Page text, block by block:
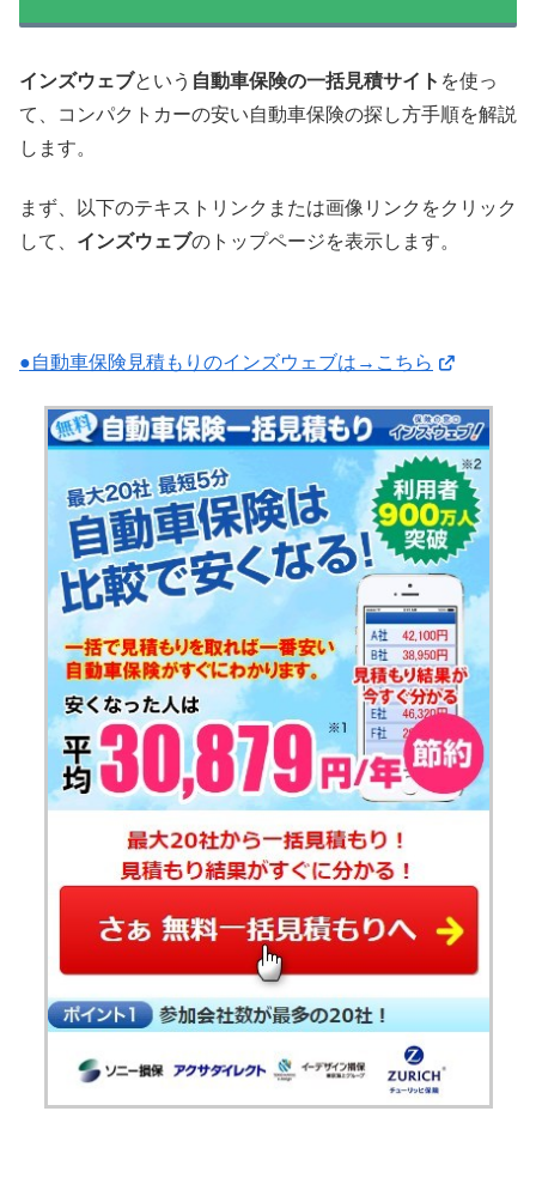
インズウェブという 自動車保険の一括見積サイト を使っ
て、コンパクトカーの安い自動車保険の探し方手順を解説
します。
まず、以下のテキストリンクまたは画像リンクをクリック
して、 インズウェブのトップページを表示します。
●自動車保険見積もりのインズウェブは→こちら